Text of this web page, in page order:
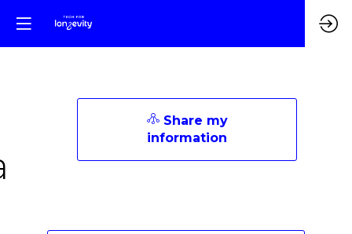
Share my
information